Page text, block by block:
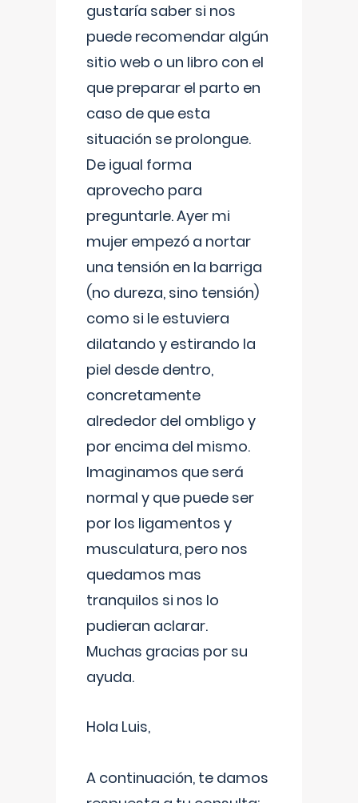
gustaría saber si nos
puede recomendar algún
sitio web o un libro con el
que preparar el parto en
caso de que esta
situación se prolongue.
De igual forma
aprovecho para
preguntarle. Ayer mi
mujer empezó a nortar
una tensión en la barriga
(no dureza, sino tensión)
como si le estuviera
dilatando y estirando la
piel desde dentro,
concretamente
alrededor del ombligo y
por encima del mismo.
Imaginamos que será
normal y que puede ser
por los ligamentos y
musculatura, pero nos
quedamos mas
tranquilos si nos lo
pudieran aclarar.
Muchas gracias por su
ayuda.
Hola Luis,
A continuación, te damos